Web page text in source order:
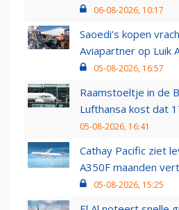
06-08-2026, 10:17
Saoedi’s kopen
Aviapartner op Luik
05-08-2026, 16:57
Raamstoeltje in de
Lufthansa kost dat
05-08-2026, 16:41
Cathay Pacific ziet
A350F maanden
05-08-2026, 15:25